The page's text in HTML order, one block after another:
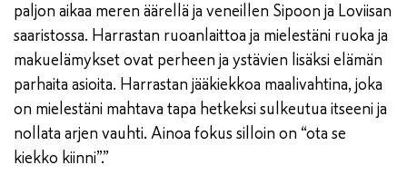
paljon aikaa meren äärellä ja veneillen Sipoon ja Loviisan
saaristossa. Harrastan ruoanlaittoa ja mielestäni ruoka ja
makuelämykset ovat perheen ja ystävien lisäksi elämän
parhaita asioita. Harrastan jääkiekkoa maalivahtina, joka
on mielestäni mahtava tapa hetkeksi sulkeutua itseeni ja
nollata arjen vauhti. Ainoa fokus silloin on “ota se
kiekko kiinni”.”